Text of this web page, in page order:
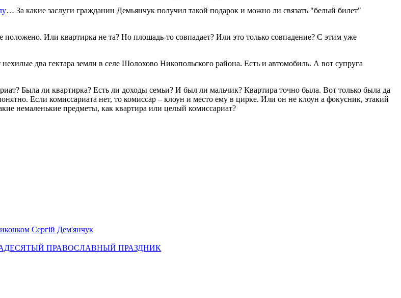
… За какие заслуги гражданин Демьянчук получил такой подарок и можно ли связать "белый билет"
Или квартирка не та? Но площадь-то совпадает? Или это только совпадение? С этим уже
два гектара земли в селе Шолохово Никопольского района. Есть и автомобиль. А вот супруга
Была ли квартирка? Есть ли доходы семьи? И был ли мальчик? Квартира точно была. Вот только была да
Если комиссариата нет, то комиссар – клоун и место ему в цирке. Или он не клоун а фокусник, этакий
немаленькие предметы, как квартира или целый комиссариат?
Сергій Дем'янчук
ПРАВОСЛАВНЫЙ ПРАЗДНИК